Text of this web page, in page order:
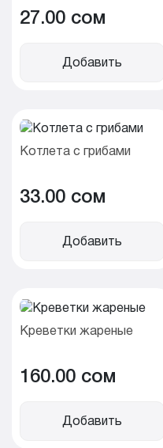
27.00 cом
Добавить
Котлета с грибами
33.00 cом
Добавить
Креветки жареные
160.00 cом
Добавить